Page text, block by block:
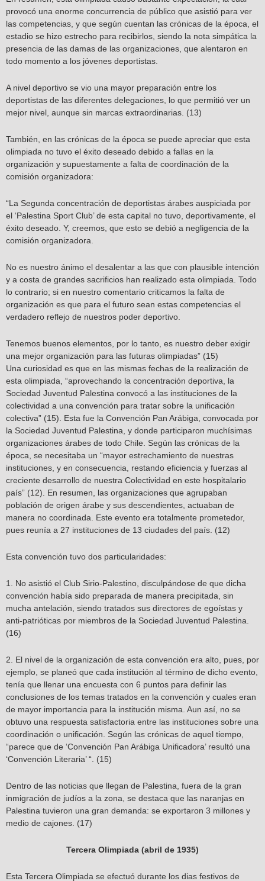
provocó una enorme concurrencia de público que asistió para ver
las competencias, y que según cuentan las crónicas de la época, el
estadio se hizo estrecho para recibirlos, siendo la nota simpática la
presencia de las damas de las organizaciones, que alentaron en
todo momento a los jóvenes deportistas.
A nivel deportivo se vio una mayor preparación entre los
deportistas de las diferentes delegaciones, lo que permitió ver un
mejor nivel, aunque sin marcas extraordinarias. (13)
También, en las crónicas de la época se puede apreciar que esta
olimpiada no tuvo el éxito deseado debido a fallas en la
organización y supuestamente a falta de coordinación de la
comisión organizadora:
“La Segunda concentración de deportistas árabes auspiciada por
el ‘Palestina Sport Club’ de esta capital no tuvo, deportivamente, el
éxito deseado. Y, creemos, que esto se debió a negligencia de la
comisión organizadora.
No es nuestro ánimo el desalentar a las que con plausible intención
y a costa de grandes sacrificios han realizado esta olimpiada. Todo
lo contrario; si en nuestro comentario criticamos la falta de
organización es que para el futuro sean estas competencias el
verdadero reflejo de nuestros poder deportivo.
Tenemos buenos elementos, por lo tanto, es nuestro deber exigir
una mejor organización para las futuras olimpiadas” (15)
Una curiosidad es que en las mismas fechas de la realización de
esta olimpiada, “aprovechando la concentración deportiva, la
Sociedad Juventud Palestina convocó a las instituciones de la
colectividad a una convención para tratar sobre la unificación
colectiva” (15). Esta fue la Convención Pan Arábiga, convocada por
la Sociedad Juventud Palestina, y donde participaron muchísimas
organizaciones árabes de todo Chile. Según las crónicas de la
época, se necesitaba un “mayor estrechamiento de nuestras
instituciones, y en consecuencia, restando eficiencia y fuerzas al
creciente desarrollo de nuestra Colectividad en este hospitalario
país” (12). En resumen, las organizaciones que agrupaban
población de origen árabe y sus descendientes, actuaban de
manera no coordinada. Este evento era totalmente prometedor,
pues reunía a 27 instituciones de 13 ciudades del país. (12)
Esta convención tuvo dos particularidades:
1. No asistió el Club Sirio-Palestino, disculpándose de que dicha
convención había sido preparada de manera precipitada, sin
mucha antelación, siendo tratados sus directores de egoístas y
anti-patrióticas por miembros de la Sociedad Juventud Palestina.
(16)
2. El nivel de la organización de esta convención era alto, pues, por
ejemplo, se planeó que cada institución al término de dicho evento,
tenía que llenar una encuesta con 6 puntos para definir las
conclusiones de los temas tratados en la convención y cuales eran
de mayor importancia para la institución misma. Aun así, no se
obtuvo una respuesta satisfactoria entre las instituciones sobre una
coordinación o unificación. Según las crónicas de aquel tiempo,
“parece que de ‘Convención Pan Arábiga Unificadora’ resultó una
‘Convención Literaria’ “. (15)
Dentro de las noticias que llegan de Palestina, fuera de la gran
inmigración de judíos a la zona, se destaca que las naranjas en
Palestina tuvieron una gran demanda: se exportaron 3 millones y
medio de cajones. (17)
Tercera Olimpiada (abril de 1935)
Esta Tercera Olimpiada se efectuó durante los dias festivos de